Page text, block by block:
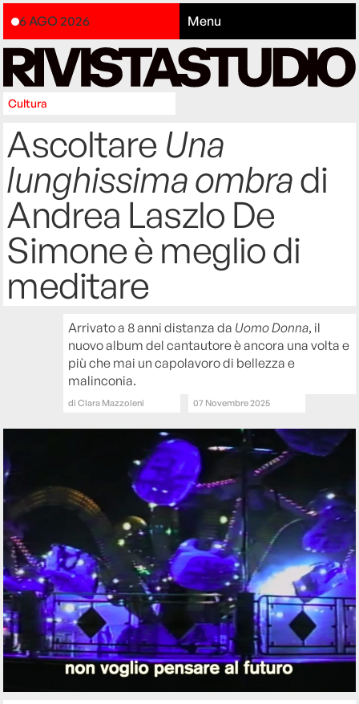
6 AGO 2026 Menu
Cultura
Ascoltare Una
lunghissima ombradi
Andrea Laszlo De
Simone è meglio di
meditare
Arrivato a 8 anni distanza da Uomo Donna, il
nuovo album del cantautore è ancora una volta e
più che mai un capolavoro di bellezza e
malinconia.
diClara Mazzoleni 07 Novembre 2025